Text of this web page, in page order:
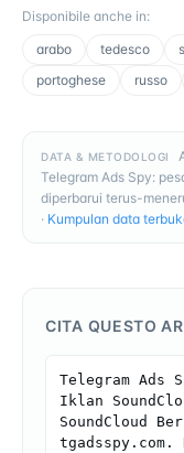
Disponibile anche in:
arabo
tedesco
portoghese
russo
DATA & METODOLOGI
Telegram Ads Spy:
diperbarui terus-
· Kumpulan data
CITA QUESTO
Telegram Ads
Iklan
SoundCloud